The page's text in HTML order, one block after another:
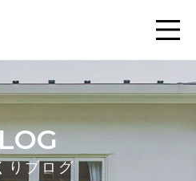
りブログ